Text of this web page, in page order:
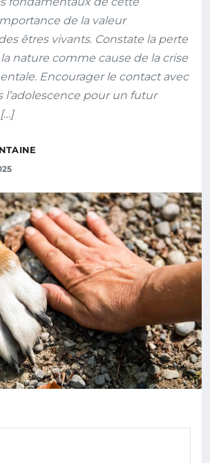
de la valeur
êtres vivants. Constate la perte
nature comme cause de la crise
Encourager le contact avec
l’adolescence pour un futur